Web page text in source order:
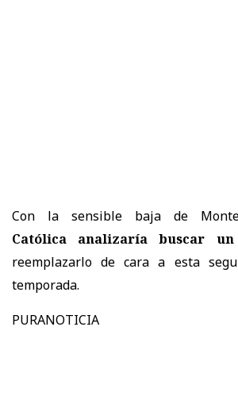
Con la sensible baja de
Católica analizaría buscar
reemplazarlo de cara a esta
temporada.
PURANOTICIA